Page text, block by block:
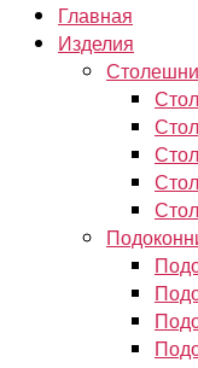
Главная
Изделия